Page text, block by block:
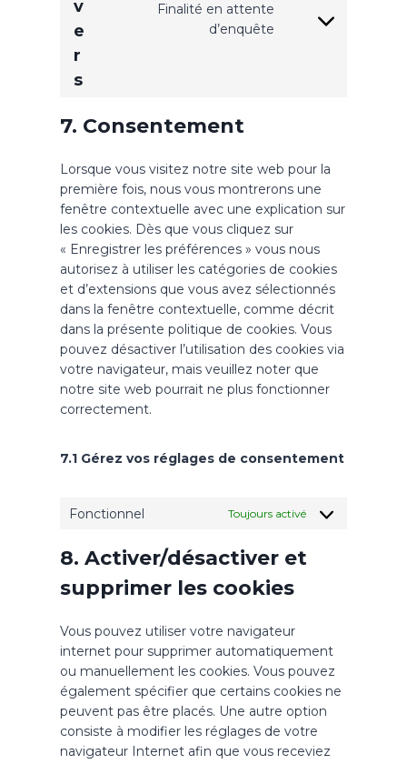
s
o
g
l
e
-
f
o
n
t
s
v
e
r
s
Finalité en attente
d’enquête
t
o
s
e
r
v
i
c
e
d
i
v
7. Consentement
Lorsque vous visitez notre site web pour la
première fois, nous vous montrerons une
fenêtre contextuelle avec une explication sur
les cookies. Dès que vous cliquez sur
« Enregistrer les préférences » vous nous
autorisez à utiliser les catégories de cookies
et d’extensions que vous avez sélectionnés
dans la fenêtre contextuelle, comme décrit
dans la présente politique de cookies. Vous
pouvez désactiver l’utilisation des cookies via
votre navigateur, mais veuillez noter que
notre site web pourrait ne plus fonctionner
correctement.
7.1 Gérez vos réglages de consentement
Fonctionnel Toujours activé
8. Activer/désactiver et
supprimer les cookies
Vous pouvez utiliser votre navigateur
internet pour supprimer automatiquement
ou manuellement les cookies. Vous pouvez
également spécifier que certains cookies ne
peuvent pas être placés. Une autre option
consiste à modifier les réglages de votre
navigateur Internet afin que vous receviez